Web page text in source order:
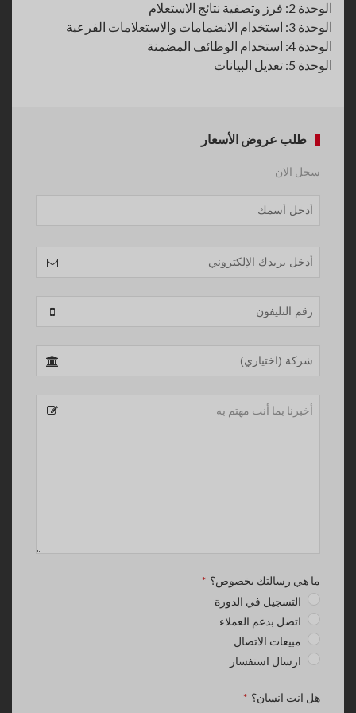
الوحدة 2: فرز وتصفية نتائج الاستعلام
الوحدة 3: استخدام الانضمامات والاستعلامات الفرعية
الوحدة 4: استخدام الوظائف المضمنة
الوحدة 5: تعديل البيانات
طلب عروض الأسعار
سجل الان
Phone
Number
ما هي رسالتك بخصوص؟ *
التسجيل في الدورة
اتصل بدعم العملاء
مبيعات الاتصال
ارسال استفسار
هل انت انسان؟ *